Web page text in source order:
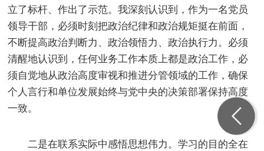
立了标杆、作出了示范。我深刻认识到，作为一名党员
领导干部，必须时刻把政治纪律和政治规矩挺在前面，
不断提高政治判断力、政治领悟力、政治执行力。必须
清醒地认识到，任何业务工作本质上都是政治工作，必
须自觉地从政治高度审视和推进分管领域的工作，确保
个人言行和单位发展始终与党中央的决策部署保持高度
一致。
二是在联系实际中感悟思想伟力。学习的目的全在